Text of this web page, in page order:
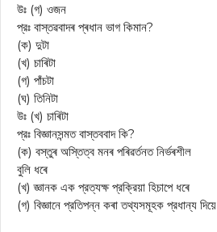
উঃ (গ) ওজন
প্রঃ বাস্তৱবাদৰ প্ৰধান ভাগ কিমান?
(ক) দুটা
(খ) চাৰিটা
(গ) পাঁচটা
(ঘ) তিনিটা
উঃ (খ) চাৰিটা
প্রঃ বিজ্ঞানসন্মত বাস্তববাদ কি?
(ক) বস্তুৰ অস্তিত্ব মনৰ পৰিৱৰ্তনত নিৰ্ভৰশীল
বুলি ধৰে
(খ) জ্ঞানক এক প্রত্যক্ষ প্রক্রিয়া হিচাপে ধৰে
(গ) বিজ্ঞানে প্রতিপন্ন কৰা তথ্যসমূহক প্রধান্য দিয়ে